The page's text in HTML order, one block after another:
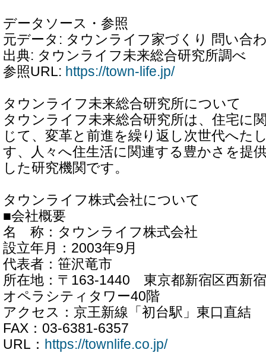
データソース・参照
元データ: タウンライフ家づくり 問い合
出典: タウンライフ未来総合研究所調べ
参照URL: https://town-life.jp/
タウンライフ未来総合研究所について
タウンライフ未来総合研究所は、住宅に
じて、変革と前進を繰り返し次世代へた
す、人々へ住生活に関連する豊かさを提
した研究機関です。
タウンライフ株式会社について
■会社概要
名 称：タウンライフ株式会社
設立年月：2003年9月
代表者：笹沢竜市
所在地：〒163-1440 東京都新宿区西新
オペラシティタワー40階
アクセス：京王新線「初台駅」東口直結
FAX：03-6381-6357
URL： https://townlife.co.jp/